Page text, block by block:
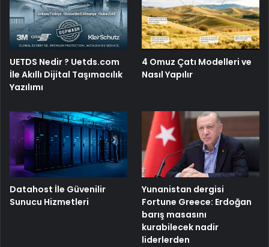
UETDS Nedir ? Uetds.com
İle Akıllı Dijital Taşımacılık
Yazılımı
4 Omuz Çatı Modelleri ve
Nasıl Yapılır
Datahost İle Güvenilir
Sunucu Hizmetleri
Yunanistan dergisi
Fortune Greece: Erdoğan
barış masasını
kurabilecek nadir
liderlerden